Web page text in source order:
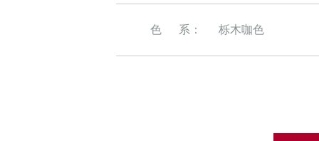
色 系： 栎木咖色